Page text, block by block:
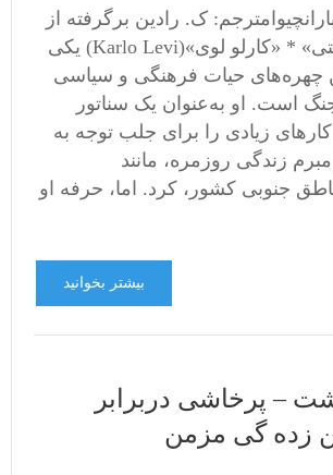
ک. رادین برگرفته از
: سایت «استو لتی» * «کارلو لوی»(Karlo Levi) یکی
چهره‌های حیات فرهنگی و سیاسی
جنگ است. او به‌عنوان یک سناتور
کارهای زیادی را برای جلب توجه به
زندگی روزمره، مانند
جنوبی کشور، کرد. اما، حرفه او
بیشتر بخوانید
– پرخاشی دربرابر
زده گی مزمن